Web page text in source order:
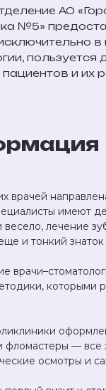
АО
№5»
и их
врачей
имеют
лечение
и тонкий
которыми
— все
осмотры и